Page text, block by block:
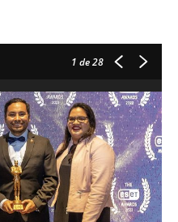
1 de 28